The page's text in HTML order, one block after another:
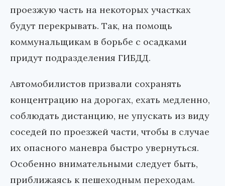
проезжую часть на некоторых участках
будут перекрывать. Так, на помощь
коммунальщикам в борьбе с осадками
придут подразделения ГИБДД.
Автомобилистов призвали сохранять
концентрацию на дорогах, ехать медленно,
соблюдать дистанцию, не упускать из виду
соседей по проезжей части, чтобы в случае
их опасного маневра быстро увернуться.
Особенно внимательными следует быть,
приближаясь к пешеходным переходам.